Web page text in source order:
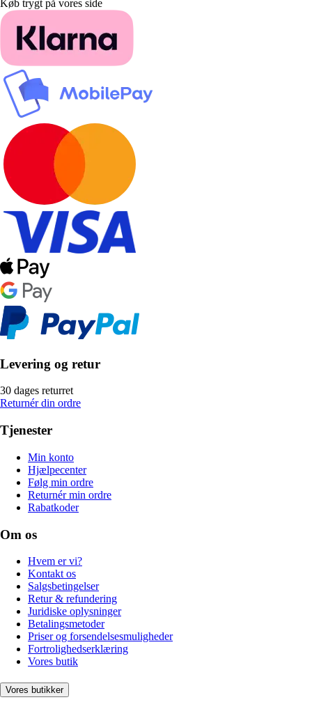
Køb trygt på vores side
Levering og retur
30 dages returret
Returnér din ordre
Tjenester
Min konto
Hjælpecenter
Følg min ordre
Returnér min ordre
Rabatkoder
Om os
Hvem er vi?
Kontakt os
Salgsbetingelser
Retur & refundering
Juridiske oplysninger
Betalingsmetoder
Priser og forsendelsesmuligheder
Fortrolighedserklæring
Vores butik
Vores butikker